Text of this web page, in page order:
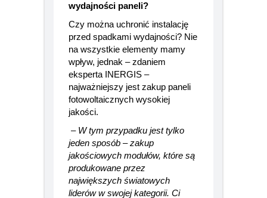
Jak zapobiegać utracie
Czy można uchronić instalację
przed spadkami wydajności? Nie
na wszystkie elementy mamy
wpływ, jednak – zdaniem
eksperta INERGIS –
najważniejszy jest zakup paneli
fotowoltaicznych wysokiej
–W tym przypadku jest tylko
jeden sposób – zakup
jakościowych modułów, które są
produkowane przez
największych światowych